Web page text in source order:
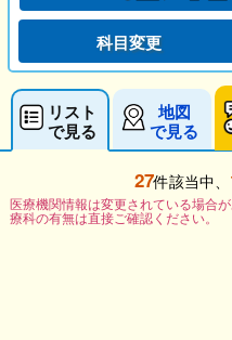
科目変更
リスト
で見る
地図
で見る
27件該当中、
医療機関情報は変更されている場合
療科の有無は直接ご確認ください。